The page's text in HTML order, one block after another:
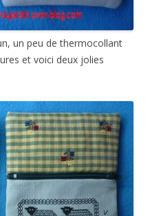
un peu de thermocollant
et voici deux jolies